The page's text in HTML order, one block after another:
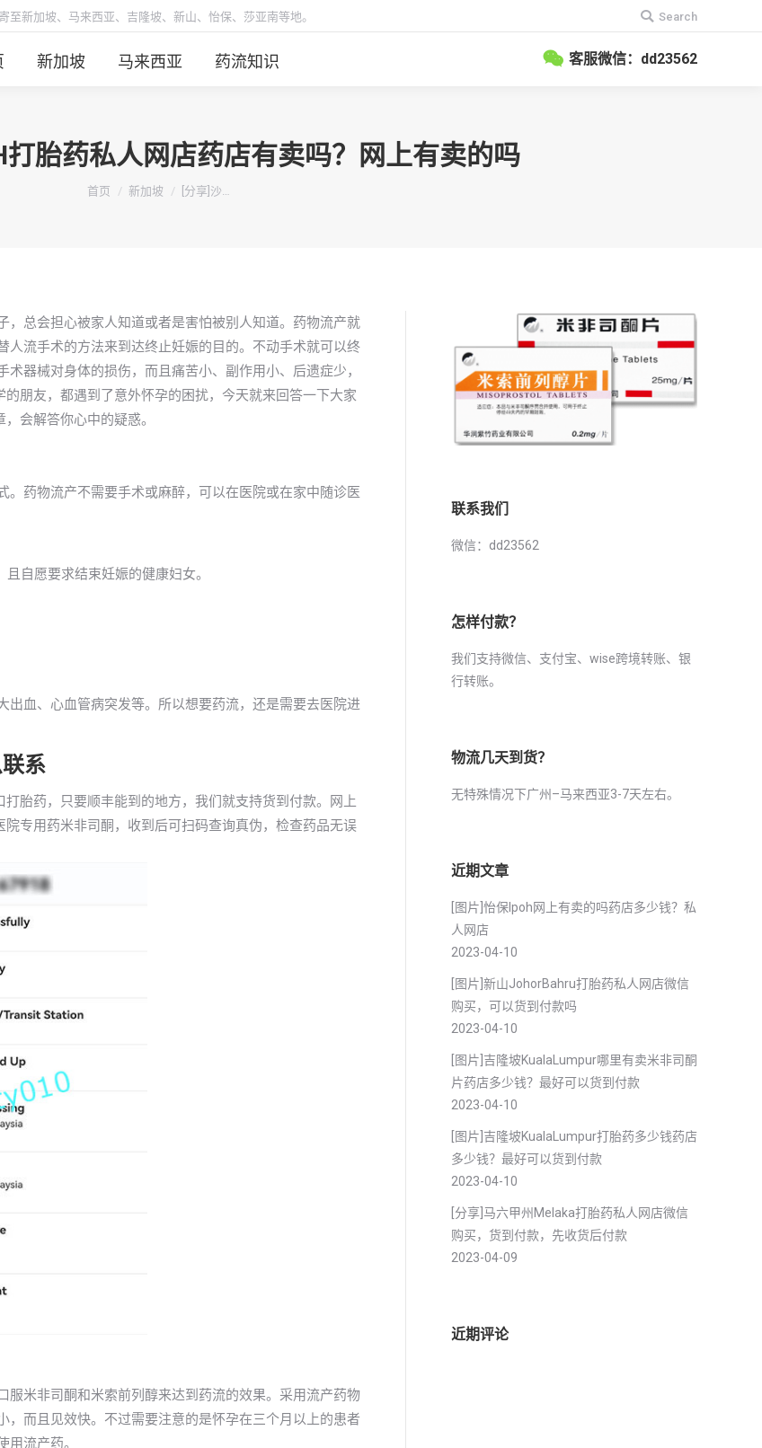
新加坡、马来西亚、吉隆坡、新山、怡保、莎亚南等地。
搜
索：
Search
新加坡 马来西亚 药流知识 客服微信：dd23562
打胎药私人网店药店有卖吗？网上有卖的吗
你在这里：
首页 新加坡 [分享]沙…
总会担心被家人知道或者是害怕被别人知道。药物流产就
流手术的方法来到达终止妊娠的目的。不动手术就可以终
器械对身体的损伤，而且痛苦小、副作用小、后遗症少，
朋友，都遇到了意外怀孕的困扰，今天就来回答一下大家
会解答你心中的疑惑。
药物流产不需要手术或麻醉，可以在医院或在家中随诊医
自愿要求结束妊娠的健康妇女。
血、心血管病突发等。所以想要药流，还是需要去医院进
系
胎药，只要顺丰能到的地方，我们就支持货到付款。网上
专用药米非司酮，收到后可扫码查询真伪，检查药品无误
米非司酮和米索前列醇来达到药流的效果。采用流产药物
而且见效快。不过需要注意的是怀孕在三个月以上的患者
流产药。
联系我们
微信：dd23562
怎样付款？
我们支持微信、支付宝、wise跨境转账、银
行转账。
物流几天到货？
无特殊情况下广州–马来西亚3-7天左右。
近期文章
[图片]怡保lpoh网上有卖的吗药店多少钱？私
人网店
2023-04-10
[图片]新山JohorBahru打胎药私人网店微信
购买，可以货到付款吗
2023-04-10
[图片]吉隆坡KualaLumpur哪里有卖米非司酮
片药店多少钱？最好可以货到付款
2023-04-10
[图片]吉隆坡KualaLumpur打胎药多少钱药店
多少钱？最好可以货到付款
2023-04-10
[分享]马六甲州Melaka打胎药私人网店微信
购买，货到付款，先收货后付款
2023-04-09
近期评论